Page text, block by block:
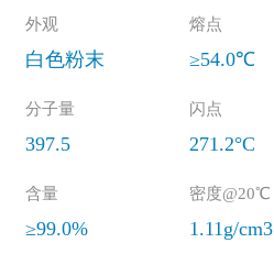
外观
白色粉末
分子量
397.5
含量
≥99.0%
熔点
≥54.0℃
闪点
271.2°C
密度@20℃
1.11g/cm3